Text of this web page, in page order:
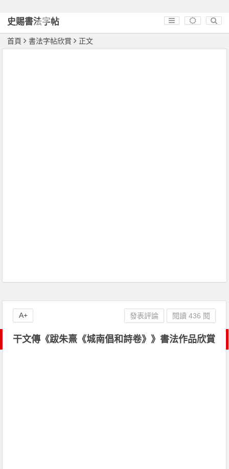
史賜書法字帖
首頁 書法字帖欣賞 正文
干文傳《跋朱熹《城南倡和詩卷》》書法作品欣賞
發表評論 閱讀 436 閱
A+